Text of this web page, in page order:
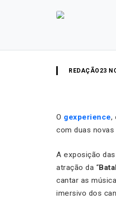
REDAÇÃO 23
O gexperience,
com duas
A exposição
atração da “
cantar as
imersivo dos